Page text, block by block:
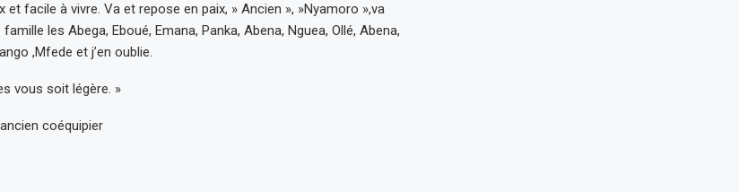
et facile à vivre. Va et repose en paix, » Ancien », »Nyamoro »,va
les Abega, Eboué, Emana, Panka, Abena, Nguea, Ollé, Abena,
,Mfede et j’en oublie.
vous soit légère. »
coéquipier